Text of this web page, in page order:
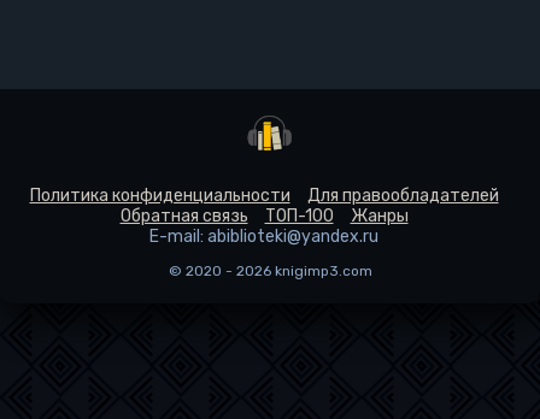
Политика конфиденциальности
Для правообладателей
Обратная связь
ТОП-100
Жанры
E-mail: abiblioteki@yandex.ru
© 2020 - 2026 knigimp3.com